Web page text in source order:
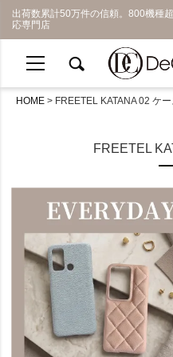
出荷数累計50万件の信頼。800機種
応専門店
HOME FREETEL KATANA 02 ケー
FREETEL